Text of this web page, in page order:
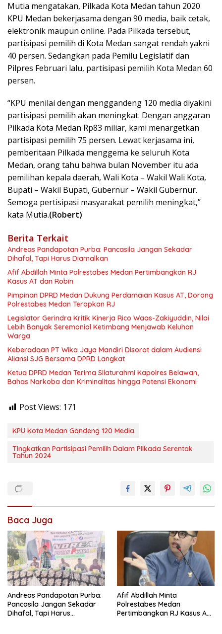
Mutia mengatakan, Pilkada Kota Medan tahun 2020
KPU Medan bekerjasama dengan 90 media, baik cetak,
elektronik maupun online. Pada Pilkada tersebut,
partisipasi pemilih di Kota Medan sangat rendah yakni
40 persen. Sedangkan pada Pemilu Legislatif dan
Pilpres Februari lalu, partisipasi pemilih Kota Medan 60
persen.
“KPU menilai dengan menggandeng 120 media diyakini
partisipasi pemilih akan meningkat. Dengan anggaran
Pilkada Kota Medan Rp83 miliar, kami menargetkan
partisipasi pemilih 75 persen. Lewat kerjasama ini,
pemberitaan Pilkada menggema ke seluruh Kota
Medan, orang tahu bahwa bulan November itu ada
pemilihan kepala daerah, Wali Kota – Wakil Wali Kota,
Bupati – Wakil Bupati, Gubernur – Wakil Gubernur.
Semoga pertisipasi masyarakat pemilih meningkat,”
kata Mutia.(Robert)
Berita Terkait
Andreas Pandapotan Purba: Pancasila Jangan Sekadar
Dihafal, Tapi Harus Diamalkan
Afif Abdillah Minta Polrestabes Medan Pertimbangkan RJ
Kasus AT dan Robin
Pimpinan DPRD Medan Dukung Perdamaian Kasus AT, Dorong
Polrestabes Medan Terapkan RJ
Legislator Gerindra Kritik Kinerja Rico Waas-Zakiyuddin, Nilai
Lebih Banyak Seremonial Ketimbang Menjawab Keluhan
Warga
Keberadaan PT Wika Jaya Mandiri Disorot dalam Audiensi
Aliansi SJG Bersama DPRD Langkat
Ketua DPRD Medan Terima Silaturahmi Kapolres Belawan,
Bahas Narkoba dan Kriminalitas hingga Potensi Ekonomi
Post Views: 171
KPU Kota Medan Gandeng 120 Media
Tingkatkan Partisipasi Pemilih Dalam Pilkada Serentak
Tahun 2024
Baca Juga
Andreas Pandapotan Purba:
Pancasila Jangan Sekadar
Dihafal, Tapi Harus
Afif Abdillah Minta
Polrestabes Medan
Pertimbangkan RJ Kasus AT